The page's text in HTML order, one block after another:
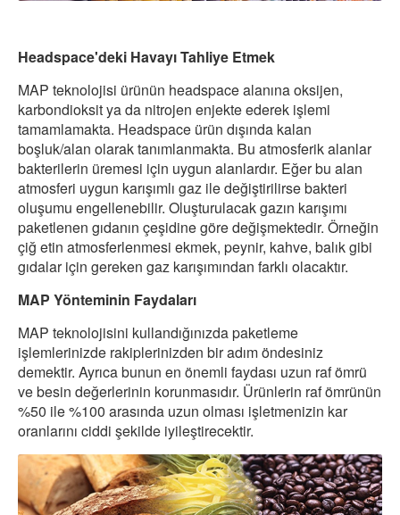
Headspace'deki Havayı Tahliye Etmek
MAP teknolojisi ürünün headspace alanına oksijen,
karbondioksit ya da nitrojen enjekte ederek işlemi
tamamlamakta. Headspace ürün dışında kalan
boşluk/alan olarak tanımlanmakta. Bu atmosferik alanlar
bakterilerin üremesi için uygun alanlardır. Eğer bu alan
atmosferi uygun karışımlı gaz ile değiştirilirse bakteri
oluşumu engellenebilir. Oluşturulacak gazın karışımı
paketlenen gıdanın çeşidine göre değişmektedir. Örneğin
çiğ etin atmosferlenmesi ekmek, peynir, kahve, balık gibi
gıdalar için gereken gaz karışımından farklı olacaktır.
MAP Yönteminin Faydaları
MAP teknolojisini kullandığınızda paketleme
işlemlerinizde rakiplerinizden bir adım öndesiniz
demektir. Ayrıca bunun en önemli faydası uzun raf ömrü
ve besin değerlerinin korunmasıdır. Ürünlerin raf ömrünün
%50 ile %100 arasında uzun olması işletmenizin kar
oranlarını ciddi şekilde iyileştirecektir.